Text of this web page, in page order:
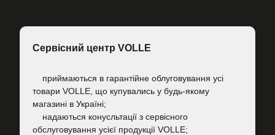
Сервісний центр VOLLE
приймаються в гарантійне облуговування усі
товари VOLLE, що купувались у будь-якому
магазині в Україні;
надаються конусльтації з сервісного
обслуговування усієї продукції VOLLE;